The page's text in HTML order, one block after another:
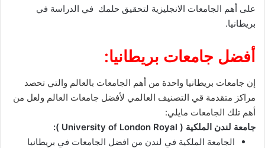
على أهم الجامعات الانجليزية لتحقيق حلمك في الدراسة في
بريطانيا.
أفضل جامعات بريطانيا:
إن جامعات بريطانيا واحدة من أهم الجامعات بالعالم والتي تحصد
مراكز متقدمة قي التصنيف العالمي لأفضل جامعات العالم ولعل من
أهم تلك الجامعات مايلي:
جامعة لندن الملكية ( University of London Royal ):
الجامعة الملكية في لندن من افضل الجامعات في بريطانيا